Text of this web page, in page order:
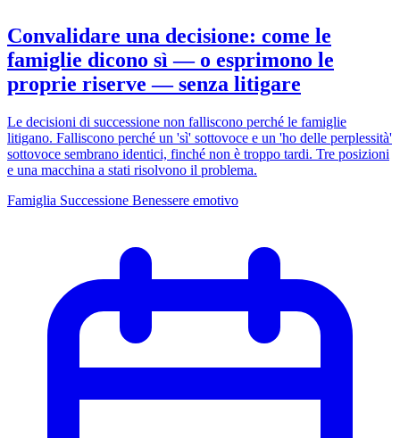
Convalidare una decisione: come le
famiglie dicono sì — o esprimono le
proprie riserve — senza litigare
Le decisioni di successione non falliscono perché le famiglie
litigano. Falliscono perché un 'sì' sottovoce e un 'ho delle perplessità'
sottovoce sembrano identici, finché non è troppo tardi. Tre posizioni
e una macchina a stati risolvono il problema.
Famiglia Successione Benessere emotivo